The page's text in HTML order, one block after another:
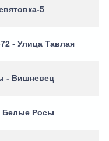
5
- Улица Тавлая
- Вишневец
Белые Росы